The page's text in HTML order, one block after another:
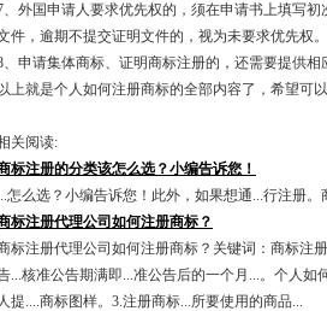
、外国申请人要求优先权的，须在申请书上填写
件，逾期不提交证明文件的，视为未要求优先权。
、申请集体商标、证明商标注册的，还需要提供相
以上就是个人如何注册商标的全部内容了，希望可
关阅读:
标注册的分类该怎么选？小编告诉您！
怎么选？小编告诉您！此外，如果想通...行注册。
标注册代理公司如何注册商标？
标注册代理公司如何注册商标？关键词：商标注
...核准公告期满即...准公告后的一个月...。个人
人提....商标图样。3.注册商标...所要使用的商品...